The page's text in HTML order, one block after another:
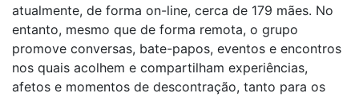
atualmente, de forma on-line, cerca de 179 mães. No
entanto, mesmo que de forma remota, o grupo
promove conversas, bate-papos, eventos e encontros
nos quais acolhem e compartilham experiências,
afetos e momentos de descontração, tanto para os